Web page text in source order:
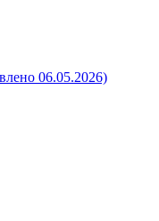
06.05.2026)